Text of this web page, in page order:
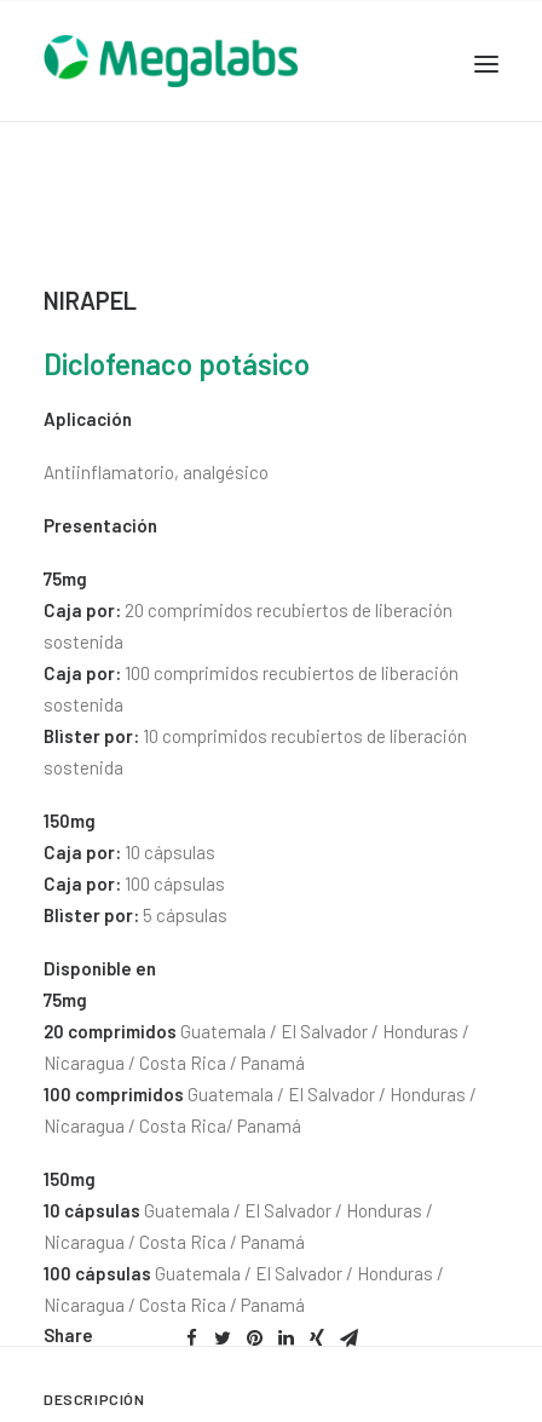
MEGASALUD
GARDEN HOUSE
SEGURIDAD Y RESPALDO
TRABAJAR EN MEGALABS
NIRAPEL
Diclofenaco potásico
Aplicación
Antiinflamatorio, analgésico
Presentación
75mg
Caja por: 20 comprimidos recubiertos de liberación
sostenida
Caja por: 100 comprimidos recubiertos de liberación
sostenida
Blìster por: 10 comprimidos recubiertos de liberación
sostenida
150mg
Caja por: 10 cápsulas
Caja por: 100 cápsulas
Blìster por: 5 cápsulas
Disponible en
75mg
20 comprimidos Guatemala / El Salvador / Honduras /
Nicaragua / Costa Rica / Panamá
100 comprimidos Guatemala / El Salvador / Honduras /
Nicaragua / Costa Rica/ Panamá
150mg
10 cápsulas Guatemala / El Salvador / Honduras /
Nicaragua / Costa Rica / Panamá
100 cápsulas Guatemala / El Salvador / Honduras /
Nicaragua / Costa Rica / Panamá
Share
DESCRIPCIÓN